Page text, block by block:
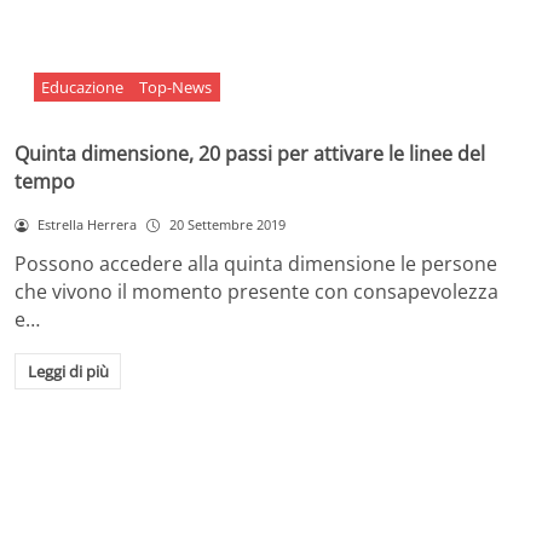
Educazione Top-News
Quinta dimensione, 20 passi per attivare le linee del
tempo
Estrella Herrera 20 Settembre 2019
Possono accedere alla quinta dimensione le persone
che vivono il momento presente con consapevolezza
e…
Leggi di più